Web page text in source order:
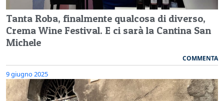
Tanta Roba, finalmente qualcosa di diverso,
Crema Wine Festival. E ci sarà la Cantina San
Michele
COMMENTA
9 giugno 2025